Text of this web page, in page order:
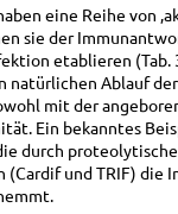
eine Reihe von
sie der
etablieren (Tab.
natürlichen Ablauf
mit der
Ein bekanntes
durch
(Cardif und TRIF) die